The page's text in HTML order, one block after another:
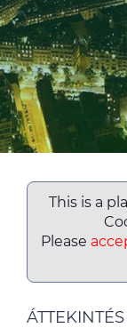
ALESEA
This is a
Please
ÁTTEKINTÉS